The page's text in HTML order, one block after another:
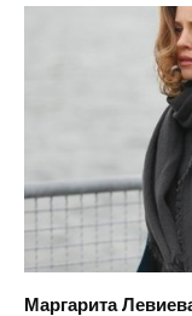
Маргарита